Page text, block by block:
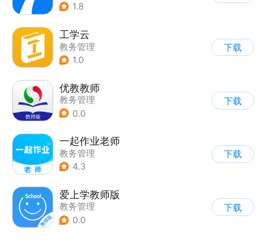
1.8
工学云
教务管理
1.0
下载
优教教师
教务管理
0.0
下载
一起作业老师
教务管理
4.3
下载
爱上学教师版
教务管理
0.0
下载